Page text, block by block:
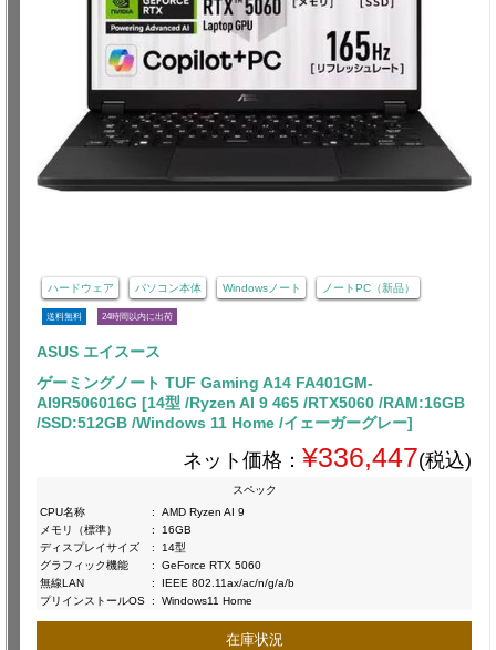
ハードウェア パソコン本体 Windowsノート ノートPC（新品）
送料無料 24時間以内に出荷
ASUS エイスース
ゲーミングノート TUF Gaming A14 FA401GM-
AI9R506016G [14型 /Ryzen AI 9 465 /RTX5060 /RAM:16GB
/SSD:512GB /Windows 11 Home /イェーガーグレー]
ネット価格： ¥336,447(税込)
スペック
CPU名称
:
AMD Ryzen AI 9
メモリ（標準）
:
16GB
ディスプレイサイズ
:
14型
グラフィック機能
:
GeForce RTX 5060
無線LAN
:
IEEE 802.11ax/ac/n/g/a/b
プリインストールOS : Windows11 Home
在庫状況